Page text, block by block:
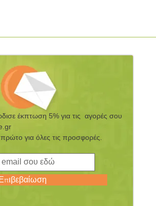
έκπτωση 5% για τις αγορές σου
για όλες τις προσφορές.